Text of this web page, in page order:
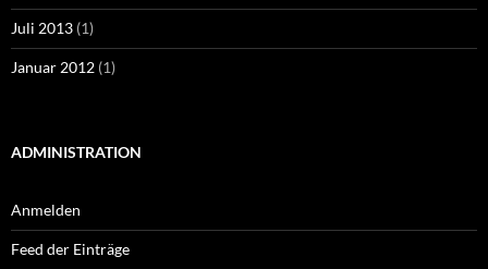
Juli 2013 (1)
Januar 2012 (1)
ADMINISTRATION
Anmelden
Feed der Einträge